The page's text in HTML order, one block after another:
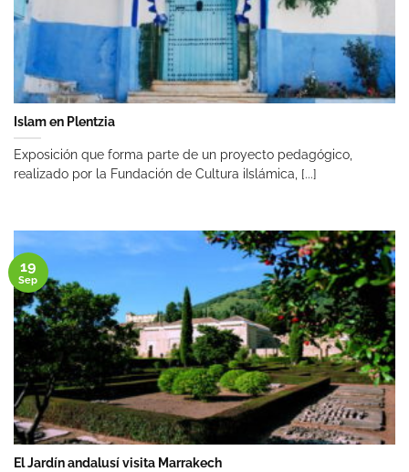
Islam en Plentzia
Exposición que forma parte de un proyecto pedagógico,
realizado por la Fundación de Cultura iIslámica, [...]
El Jardín andalusí visita Marrakech
19
Sep